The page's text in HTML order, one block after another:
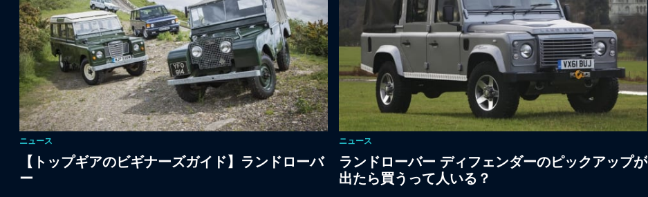
ニュース
【トップギアのビギナーズガイド】ランドローバ
ー
ニュース
ランドローバー ディフェンダーのピックアップが
出たら買うって人いる？